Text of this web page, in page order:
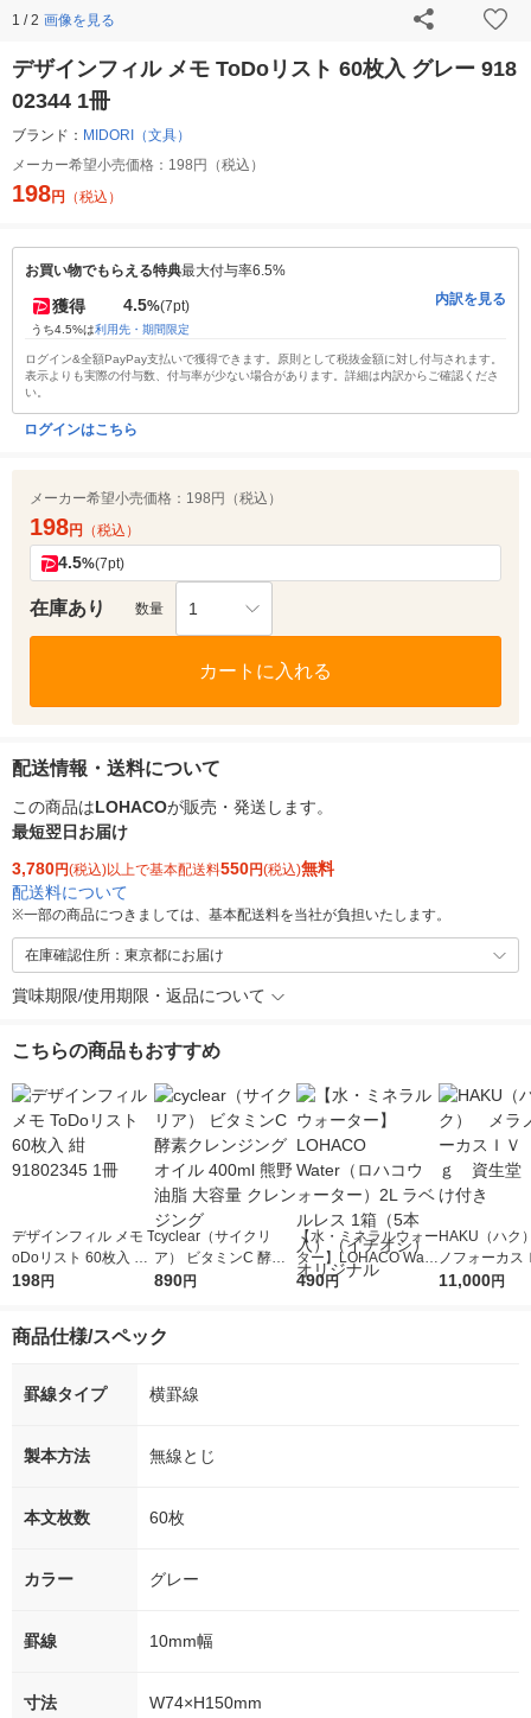
1 / 2 画像を見る
デザインフィル メモ ToDoリスト 60枚入 グレー 918
02344 1冊
ブランド： MIDORI（文具）
メーカー希望小売価格： 198円（税込）
198円 （税込）
お買い物でもらえる特典最大付与率6.5%
獲得 4.5%(7pt)
うち4.5%は利用先・期間限定
内訳を見る
ログイン&全額PayPay支払いで獲得できます。原則として税抜金額に対し付与されます。
表示よりも実際の付与数、付与率が少ない場合があります。詳細は内訳からご確認くださ
い。
ログインはこちら
メーカー希望小売価格： 198円（税込）
198円 （税込）
4.5%(7pt)
在庫あり 数量 1
カートに入れる
配送情報・送料について
この商品はLOHACOが販売・発送します。
最短翌日お届け
3,780円(税込)以上で基本配送料550円(税込)無料
配送料について
※一部の商品につきましては、基本配送料を当社が負担いたします。
在庫確認住所：東京都にお届け
賞味期限/使用期限・返品について
こちらの商品もおすすめ
デザインフィル メモ T
oDoリスト 60枚入 紺
91802345 1冊
198円
cyclear（サイクリ
ア） ビタミンC 酵素
クレンジングオイル 4
890円
【水・ミネラルウォー
ター】LOHACO Wate
r（ロハコウォータ
490円
HAKU（ハ
ノフォーカ
5ｇ 資生堂
11,000円
商品仕様/スペック
罫線タイプ 横罫線
製本方法 無線とじ
本文枚数 60枚
カラー グレー
罫線 10mm幅
寸法 W74×H150mm